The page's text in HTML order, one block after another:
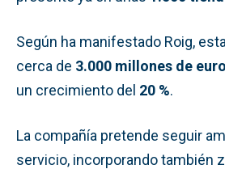
Según ha manifestado Roig,
cerca de 3.000 millones de
un crecimiento del 20 %.
La compañía pretende seguir
servicio, incorporando también